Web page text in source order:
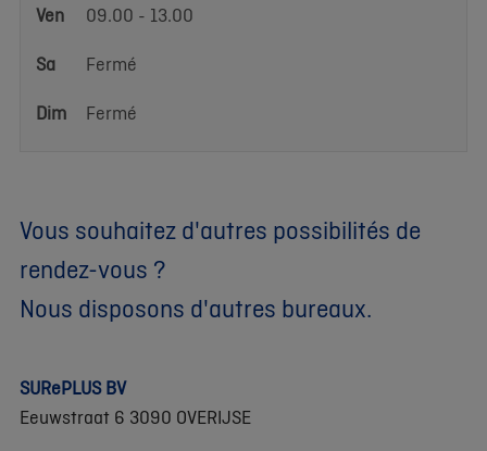
Ven
09.00 - 13.00
Sa
Fermé
Dim
Fermé
Vous souhaitez d'autres possibilités de
rendez-vous ?
Nous disposons d'autres bureaux.
SURePLUS BV
Eeuwstraat 6 3090 OVERIJSE